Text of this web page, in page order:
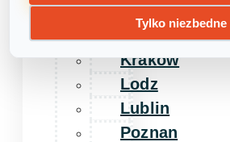
camps
Warsaw
Krakow
Lodz
Lublin
Poznan
Tylko niezbedne